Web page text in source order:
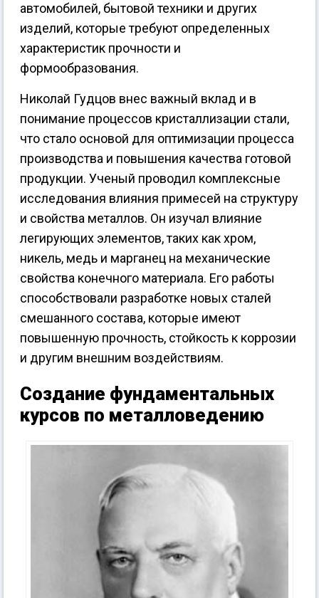
автомобилей, бытовой техники и других
изделий, которые требуют определенных
характеристик прочности и
формообразования.
Николай Гудцов внес важный вклад и в
понимание процессов кристаллизации стали,
что стало основой для оптимизации процесса
производства и повышения качества готовой
продукции. Ученый проводил комплексные
исследования влияния примесей на структуру
и свойства металлов. Он изучал влияние
легирующих элементов, таких как хром,
никель, медь и марганец на механические
свойства конечного материала. Его работы
способствовали разработке новых сталей
смешанного состава, которые имеют
повышенную прочность, стойкость к коррозии
и другим внешним воздействиям.
Создание фундаментальных
курсов по металловедению